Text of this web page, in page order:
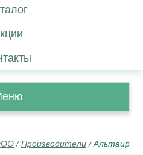
/Производители /Альтаир